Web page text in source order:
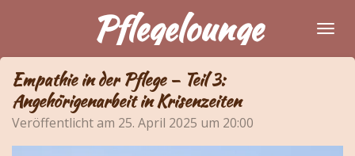
springen
Pflegelounge
Empathie in der Pflege – Teil 3:
Angehörigenarbeit in Krisenzeiten
Veröffentlicht am 25. April 2025 um 20:00